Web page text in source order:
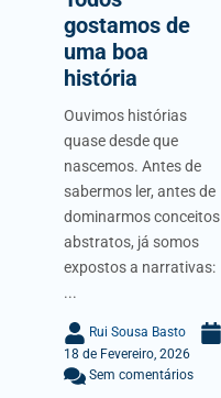
gostamos de
uma boa
história
Ouvimos histórias
quase desde que
nascemos. Antes de
sabermos ler, antes de
dominarmos conceitos
abstratos, já somos
expostos a narrativas:
...
Rui Sousa Basto
18 de Fevereiro, 2026
Sem comentários